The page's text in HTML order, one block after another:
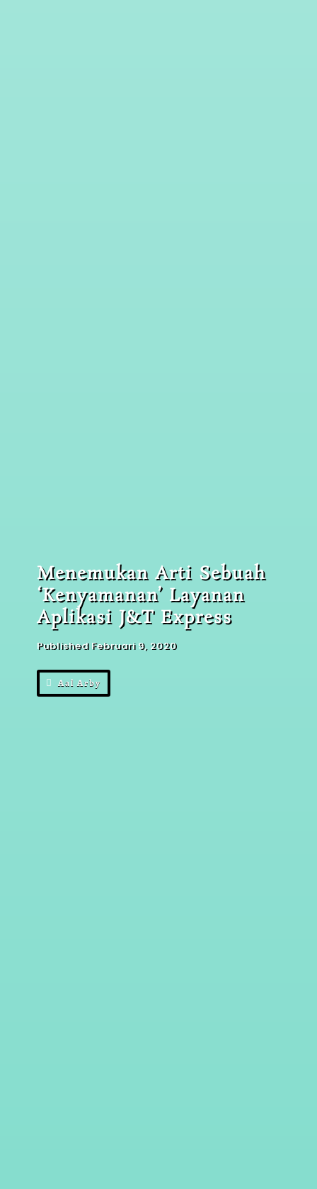
Menemukan Arti Sebuah
‘Kenyamanan’ Layanan
Aplikasi J&T Express
Published Februari 9, 2020
Aal Arby